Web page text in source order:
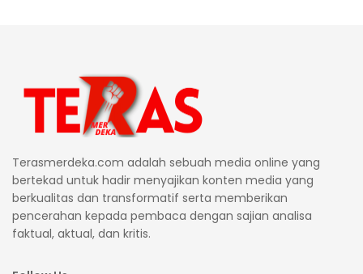
Terasmerdeka.com adalah sebuah media online yang
bertekad untuk hadir menyajikan konten media yang
berkualitas dan transformatif serta memberikan
pencerahan kepada pembaca dengan sajian analisa
faktual, aktual, dan kritis.